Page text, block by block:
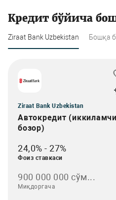
Кредит бўйича
Ziraat Bank Uzbekistan Бошқа
Ziraat Bank Uzbekistan
Автокредит (иккиламчи
бозор)
24,0% - 27%
Фоиз ставкаси
900 000 000 сўм...
Миқдоргача